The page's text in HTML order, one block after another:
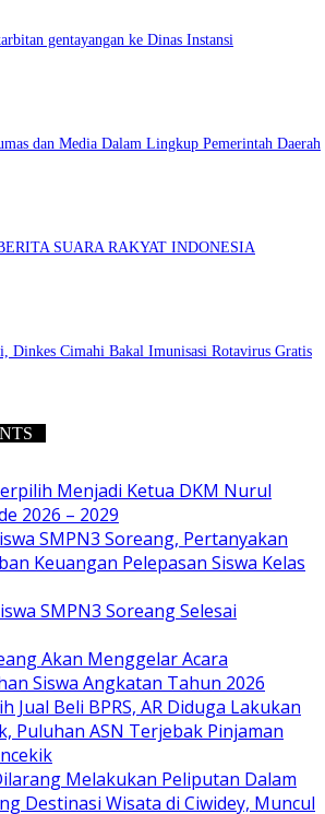
gentayangan ke Dinas Instansi
dan Media Dalam Lingkup Pemerintah Daerah
SUARA RAKYAT INDONESIA
Dinkes Cimahi Bakal Imunisasi Rotavirus Gratis
Menjadi Ketua DKM Nurul
2026 – 2029
SMPN3 Soreang, Pertanyakan
Keuangan Pelepasan Siswa Kelas
SMPN3 Soreang Selesai
Akan Menggelar Acara
Siswa Angkatan Tahun 2026
Jual Beli BPRS, AR Diduga Lakukan
Puluhan ASN Terjebak Pinjaman
Melakukan Peliputan Dalam
Destinasi Wisata di Ciwidey, Muncul